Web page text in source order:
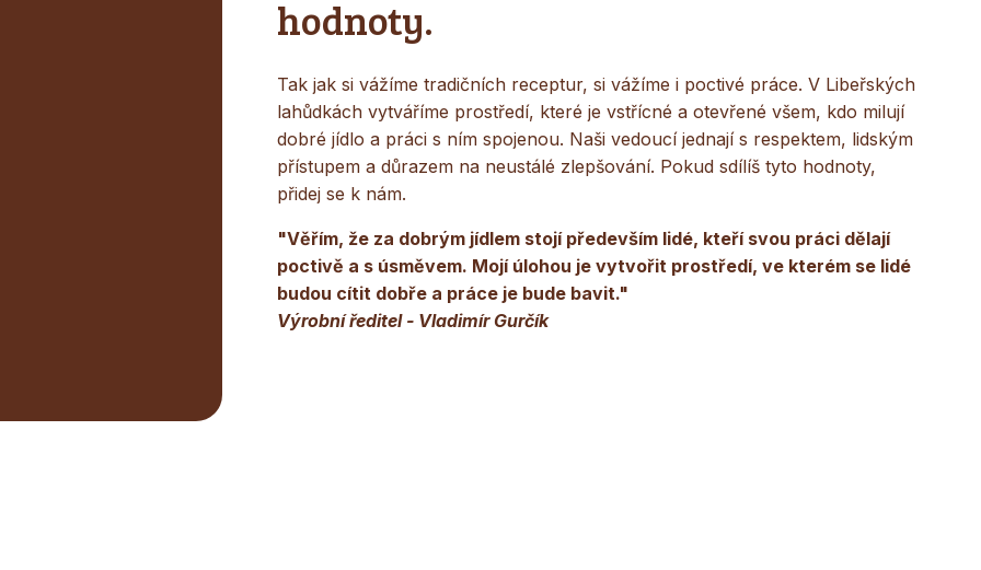
hodnoty.
Tak jak si vážíme tradičních receptur, si vážíme i poctivé práce. V Libeřských
lahůdkách vytváříme prostředí, které je vstřícné a otevřené všem, kdo milují
dobré jídlo a práci s ním spojenou. Naši vedoucí jednají s respektem, lidským
přístupem a důrazem na neustálé zlepšování. Pokud sdílíš tyto hodnoty,
přidej se k nám.
"Věřím, že za dobrým jídlem stojí především lidé, kteří svou práci dělají
poctivě a s úsměvem. Mojí úlohou je vytvořit prostředí, ve kterém se lidé
budou cítit dobře a práce je bude bavit."
Výrobní ředitel - Vladimír Gurčík